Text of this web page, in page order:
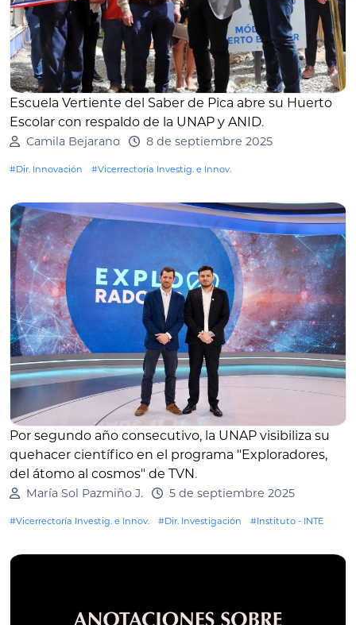
Escuela Vertiente del Saber de Pica abre su Huerto
Escolar con respaldo de la UNAP y ANID.
Camila Bejarano 8 de septiembre 2025
#Dir. Innovación #Vicerrectoría Investig. e Innov.
Por segundo año consecutivo, la UNAP visibiliza su
quehacer científico en el programa "Exploradores,
del átomo al cosmos" de TVN .
María Sol Pazmiño J. 5 de septiembre 2025
#Vicerrectoría Investig. e Innov. #Dir. Investigación #Instituto - INTE